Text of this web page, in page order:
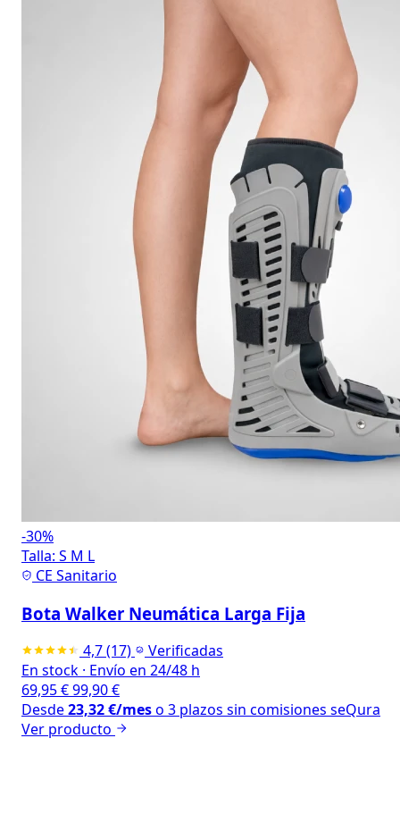
-30%
Talla: S M L
CE Sanitario
Bota Walker Neumática Larga Fija
4,7(17)
Verificadas
En stock · Envío en 24/48 h
69,95€99,90€
Desde23,32€/meso 3 plazos sin comisiones seQura
Ver producto